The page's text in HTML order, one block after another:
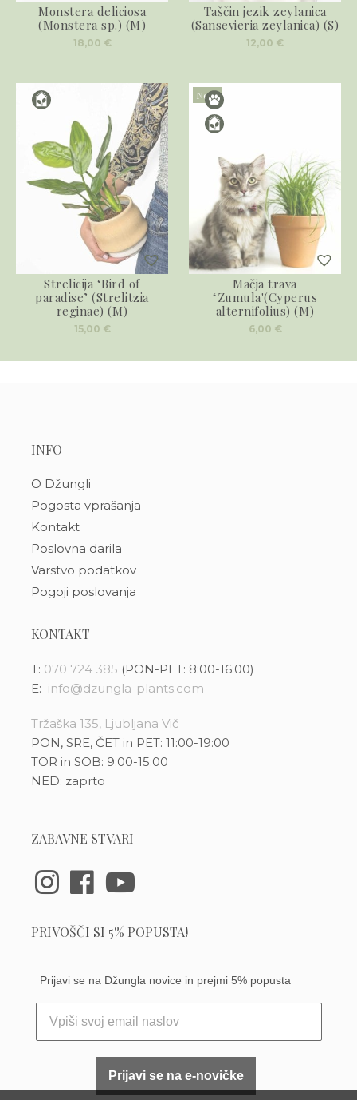
Monstera deliciosa
(Monstera sp.) (M)
18,00 €
Taščin jezik zeylanica
(Sansevieria zeylanica) (S)
12,00 €
Strelicija ‘Bird of
paradise’ (Strelitzia
reginae) (M)
15,00 €
Novo
Mačja trava
‘Zumula'(Cyperus
alternifolius) (M)
6,00 €
INFO
O Džungli
Pogosta vprašanja
Kontakt
Poslovna darila
Varstvo podatkov
Pogoji poslovanja
KONTAKT
T: 070 724 385 (PON-PET: 8:00-16:00)
E: info@dzungla-plants.com
Tržaška 135, Ljubljana Vič
PON, SRE, ČET in PET: 11:00-19:00
TOR in SOB: 9:00-15:00
NED: zaprto
ZABAVNE STVARI
PRIVOŠČI SI 5% POPUSTA!
Prijavi se na Džungla novice in prejmi 5% popusta
Prijavi se na e-novičke